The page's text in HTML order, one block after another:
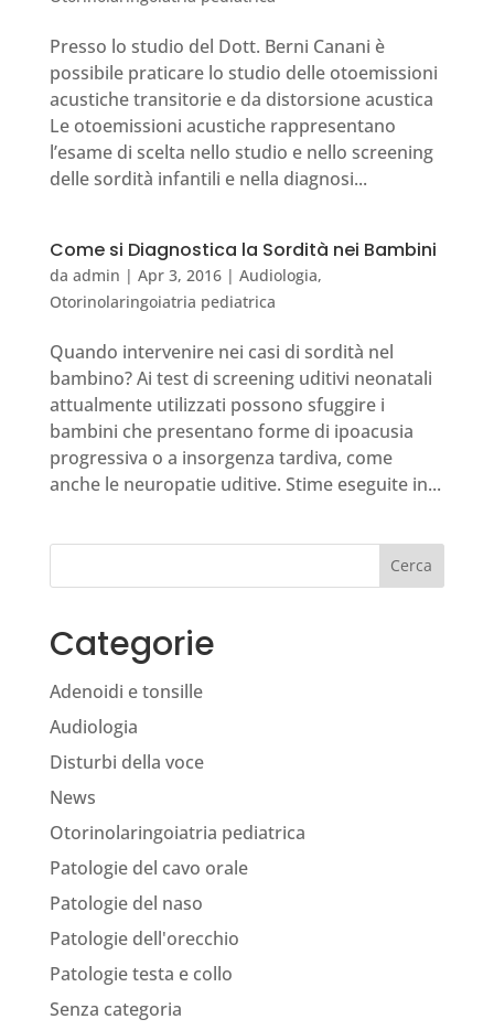
Presso lo studio del Dott. Berni Canani è
possibile praticare lo studio delle otoemissioni
acustiche transitorie e da distorsione acustica
Le otoemissioni acustiche rappresentano
l’esame di scelta nello studio e nello screening
delle sordità infantili e nella diagnosi...
Come si Diagnostica la Sordità nei Bambini
da admin | Apr 3, 2016| Audiologia,
Otorinolaringoiatria pediatrica
Quando intervenire nei casi di sordità nel
bambino? Ai test di screening uditivi neonatali
attualmente utilizzati possono sfuggire i
bambini che presentano forme di ipoacusia
progressiva o a insorgenza tardiva, come
anche le neuropatie uditive. Stime eseguite in...
Cerca
Categorie
Adenoidi e tonsille
Audiologia
Disturbi della voce
News
Otorinolaringoiatria pediatrica
Patologie del cavo orale
Patologie del naso
Patologie dell'orecchio
Patologie testa e collo
Senza categoria